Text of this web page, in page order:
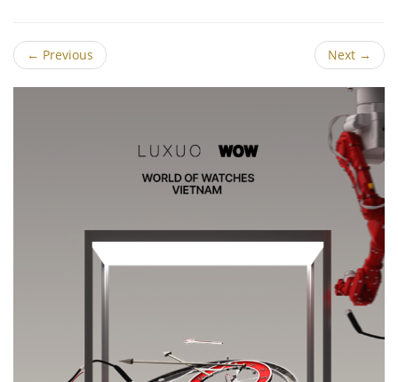
← Previous Next →